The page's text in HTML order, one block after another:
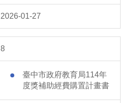
2026-01-27
8
臺中市政府教育局114年
度獎補助經費購置計畫書